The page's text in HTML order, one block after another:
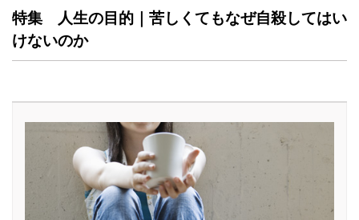
特集 人生の目的｜苦しくてもなぜ自殺してはい
けないのか